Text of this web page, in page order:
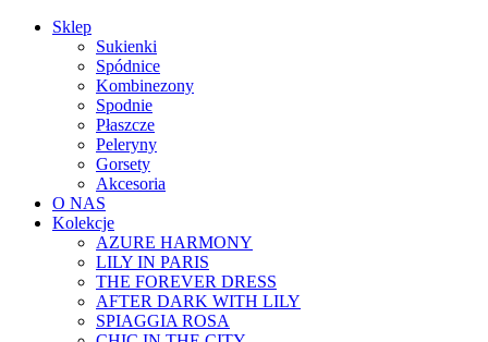
Sklep
Sukienki
Spódnice
Kombinezony
Spodnie
Płaszcze
Peleryny
Gorsety
Akcesoria
O NAS
Kolekcje
AZURE HARMONY
LILY IN PARIS
THE FOREVER DRESS
AFTER DARK WITH LILY
SPIAGGIA ROSA